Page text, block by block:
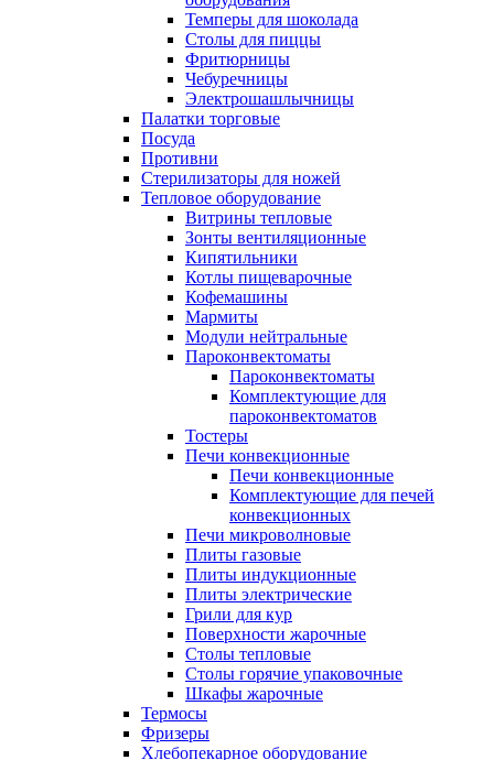
Темперы для шоколада
Столы для пиццы
Фритюрницы
Чебуречницы
Электрошашлычницы
Палатки торговые
Посуда
Противни
Стерилизаторы для ножей
Тепловое оборудование
Витрины тепловые
Зонты вентиляционные
Кипятильники
Котлы пищеварочные
Кофемашины
Мармиты
Модули нейтральные
Пароконвектоматы
Пароконвектоматы
Комплектующие для
пароконвектоматов
Тостеры
Печи конвекционные
Печи конвекционные
Комплектующие для печей
конвекционных
Печи микроволновые
Плиты газовые
Плиты индукционные
Плиты электрические
Грили для кур
Поверхности жарочные
Столы тепловые
Столы горячие упаковочные
Шкафы жарочные
Термосы
Фризеры
Хлебопекарное оборудование